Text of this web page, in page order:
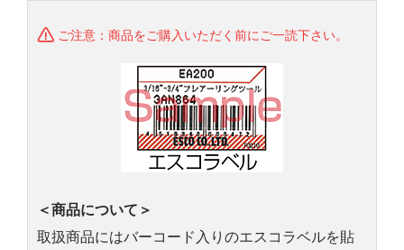
ご注意：商品をご購入いただく前にご一読下さい。
＜商品について＞
取扱商品にはバーコード入りのエスコラベルを貼